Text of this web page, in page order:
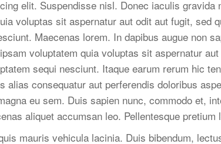
elit. Suspendisse nisl. Donec iaculis gravida
voluptas sit aspernatur aut odit aut fugit, sed
Maecenas lorem. In dapibus augue non
voluptatem quia voluptas sit aspernatur
sequi nesciunt. Itaque earum rerum hic
alias consequatur aut perferendis doloribus
eu sem. Duis sapien nunc, commodo et,
aliquet accumsan leo. Pellentesque
mauris vehicula lacinia. Duis bibendum,